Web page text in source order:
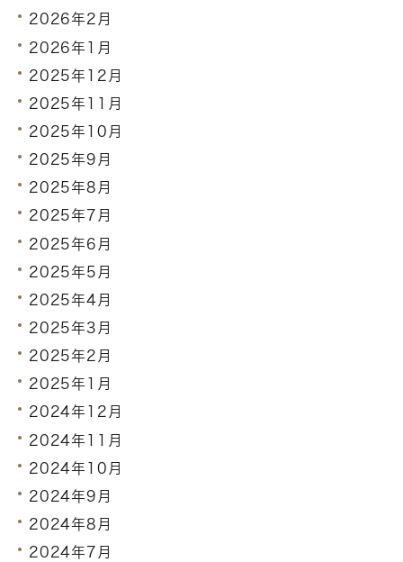
2026年2月
2026年1月
2025年12月
2025年11月
2025年10月
2025年9月
2025年8月
2025年7月
2025年6月
2025年5月
2025年4月
2025年3月
2025年2月
2025年1月
2024年12月
2024年11月
2024年10月
2024年9月
2024年8月
2024年7月